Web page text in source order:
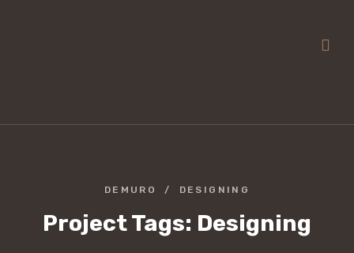
DEMURO DESIGNING
Project Tags: Designing